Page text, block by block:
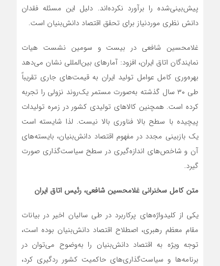
پیش‌بینی‌شده را برآورد نکرده‌اند. دلیل این مسئله فقدان
دانش نظری موردنیاز برای تحقق اقتصاد دانش‌بنیان است.
غلامحسین شافعی در بیست و سومین نشست هیات
نمایندگان اتاق ایران، افزود: آمارهای بین‌المللی نشان می‌دهد
بهره‌وری کامل عوامل تولید ایران به قیمت‌های جاری تقریباً
طی ۳۰ سال گذشته به‌صورت مستمر یک‌روند نزولی را تجربه
کرده است. همچنین کالاهای تولیدی کشور در زمره تولیدات
پیچیده با سطح بالا فناوری بالا نیست. لذا شایسته است
یک بازبینی مجدد در مفهوم اقتصاد دانش‌بنیان، بایسته‌های
آن و شاخص‌های اندازه‌گیری در سطح سیاست‌گذاری صورت
گیرد.
متن کامل سخنرانی غلامحسین شافعی، رئیس اتاق ایران
یکی از کلیدواژه‌های پرکاربرد در طی سالیان اخیر در بیانات
مقام معظم رهبری، اصطلاح اقتصاد دانش‌بنیان بوده است،
توجه ویژه به اقتصاد دانش‌بنیان را به‌وضوح می‌توان در
برنامه‌ها و سیاست‌گذاری‌های حاکمیت کشور ردگیری کرد،